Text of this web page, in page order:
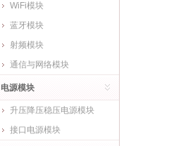
WiFi模块
蓝牙模块
射频模块
通信与网络模块
电源模块
升压降压稳压电源模块
接口电源模块